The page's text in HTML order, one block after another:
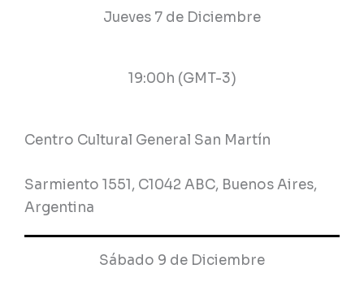
Jueves 7 de Diciembre
19:00h (GMT-3)
Centro Cultural General San Martín
Sarmiento 1551, C1042 ABC, Buenos Aires,
Argentina
Sábado 9 de Diciembre